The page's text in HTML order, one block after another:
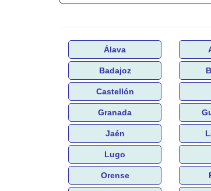
Álava
Badajoz
Castellón
Granada
Jaén
Lugo
Orense